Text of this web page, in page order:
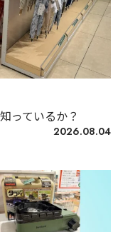
っているか？
2026.08.04